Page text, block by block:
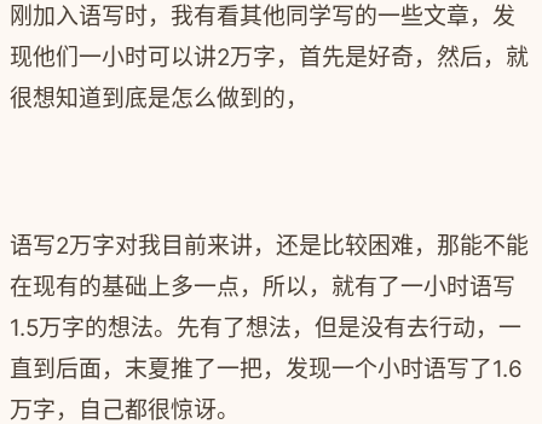
刚加入语写时，我有看其他同学写的一些文章，发
现他们一小时可以讲2万字，首先是好奇，然后，就
很想知道到底是怎么做到的，
语写2万字对我目前来讲，还是比较困难，那能不能
在现有的基础上多一点，所以，就有了一小时语写
1.5万字的想法。先有了想法，但是没有去行动，一
直到后面，末夏推了一把， 发现一个小时语写了1.6
万字，自己都很惊讶。